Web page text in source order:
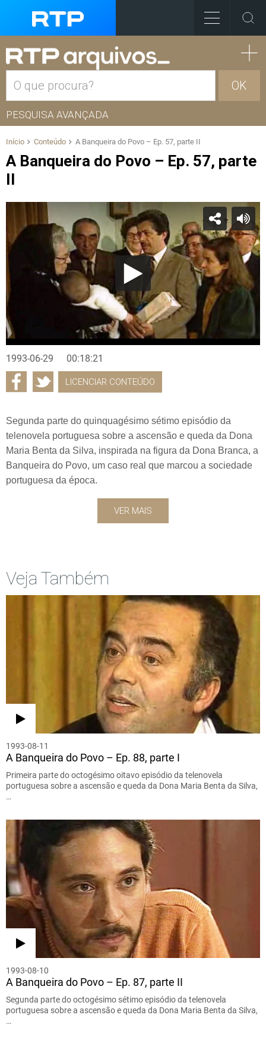
OK
PESQUISA AVANÇADA
Início Conteúdo A Banqueira do Povo – Ep. 57, parte II
A Banqueira do Povo – Ep. 57, parte
II
1993-06-29 00:18:21
LICENCIAR CONTEÚDO
Segunda parte do quinquagésimo sétimo episódio da
telenovela portuguesa sobre a ascensão e queda da Dona
Maria Benta da Silva, inspirada na figura da Dona Branca, a
Banqueira do Povo, um caso real que marcou a sociedade
portuguesa da época.
VER MAIS
Veja Também
1993-08-11
A Banqueira do Povo – Ep. 88, parte I
Primeira parte do octogésimo oitavo episódio da telenovela
portuguesa sobre a ascensão e queda da Dona Maria Benta da Silva,
…
1993-08-10
A Banqueira do Povo – Ep. 87, parte II
Segunda parte do octogésimo sétimo episódio da telenovela
portuguesa sobre a ascensão e queda da Dona Maria Benta da Silva,
…